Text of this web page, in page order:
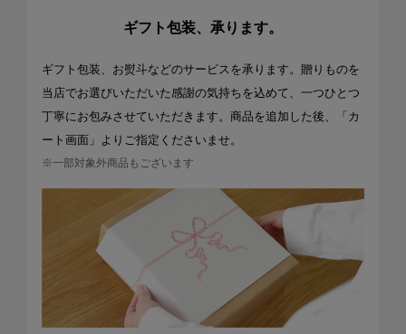
ギフト包装、承ります。
ギフト包装、お熨斗などのサービスを承ります。贈りものを
当店でお選びいただいた感謝の気持ちを込めて、一つひとつ
丁寧にお包みさせていただきます。商品を追加した後、「カ
ート画面」よりご指定くださいませ。
※一部対象外商品もございます